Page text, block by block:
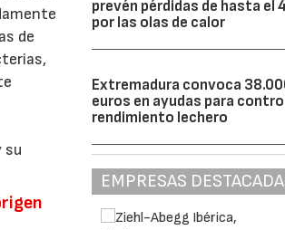
de
su
prevén pérdidas de hasta el
por las olas de calor
Extremadura convoca
euros en ayudas para
rendimiento lechero
EMPRESAS